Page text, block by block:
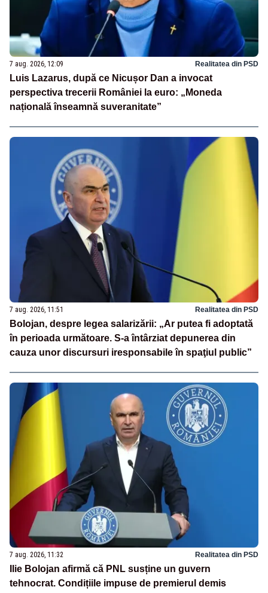
7 aug. 2026, 12:09 Realitatea din PSD
Luis Lazarus, după ce Nicușor Dan a invocat
perspectiva trecerii României la euro: „Moneda
națională înseamnă suveranitate”
7 aug. 2026, 11:51 Realitatea din PSD
Bolojan, despre legea salarizării: „Ar putea fi adoptată
în perioada următoare. S-a întârziat depunerea din
cauza unor discursuri iresponsabile în spaţiul public”
7 aug. 2026, 11:32 Realitatea din PSD
Ilie Bolojan afirmă că PNL susține un guvern
tehnocrat. Condițiile impuse de premierul demis